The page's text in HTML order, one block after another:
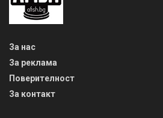
За нас
За реклама
Поверителност
За контакт